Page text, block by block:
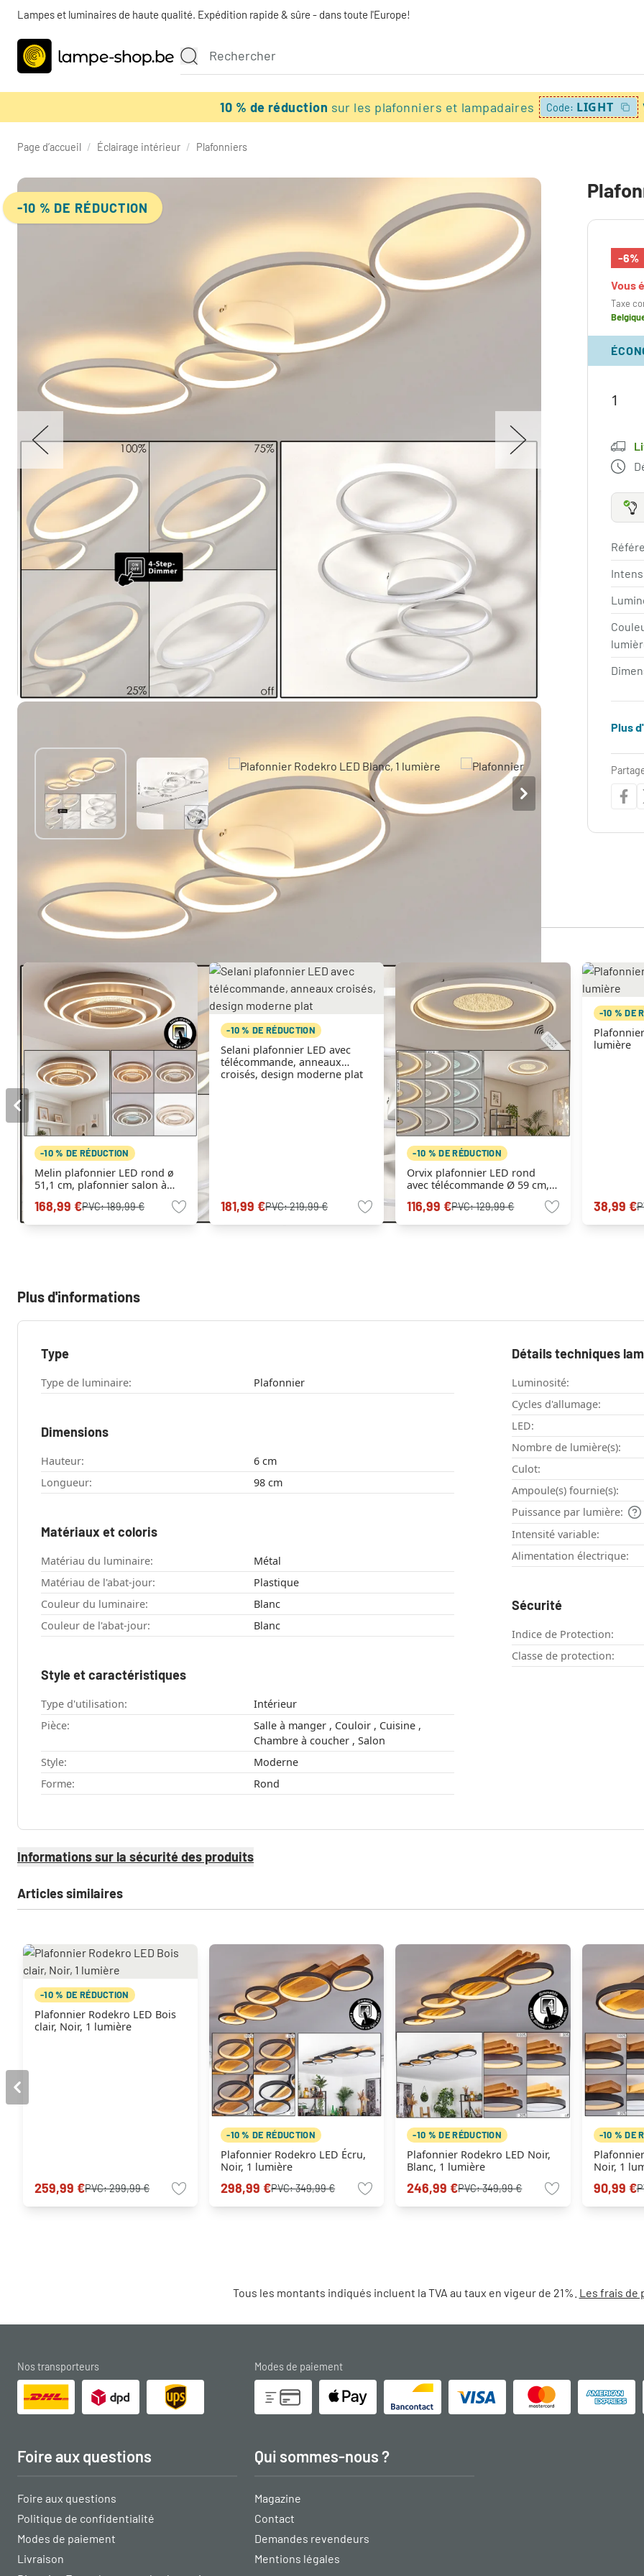
Lampes et luminaires de haute qualité. Expédition rapide & sûre - dans toute l'Europe!
10 % de réduction sur les plafonniers et lampadaires Code: LIGHT
Page d’accueil / Éclairage intérieur / Plafonniers
-10 % DE RÉDUCTION
-6%
Vous
Taxe
Plus
Autres produits similaires
-10 % DE RÉDUCTION
Melin plafonnier LED rond ø
51,1 cm, plafonnier salon à
168,99 €PVC:189,99 €
-10 % DE RÉDUCTION
Selani plafonnier LED avec
télécommande, anneaux
croisés, design moderne plat
181,99 €PVC:219,99 €
-10 % DE RÉDUCTION
Orvix plafonnier LED rond
avec télécommande Ø 59 cm,
luminaire de plafond moderne
plat
116,99 €PVC:129,99 €
-10 % DE
lumière
38,99 €
Plus d'informations
Type
Type de luminaire: Plafonnier
Dimensions
Hauteur:
6 cm
Longueur:
98 cm
Matériaux et coloris
Matériau du luminaire:
Métal
Matériau de l'abat-jour:
Plastique
Couleur du luminaire:
Blanc
Couleur de l'abat-jour:
Blanc
Style et caractéristiques
Type d'utilisation:
Intérieur
Pièce:
Salle à manger , Couloir , Cuisine ,
Chambre à coucher , Salon
Style:
Moderne
Forme:
Rond
Détails techniques
Luminosité:
Cycles d'allumage:
LED:
Nombre de lumière(s):
Culot:
Ampoule(s) fournie(s):
Puissance par lumière:
Intensité variable:
Alimentation électrique:
Sécurité
Indice de Protection:
Classe de protection:
Informations sur la sécurité des produits
Articles similaires
-10 % DE RÉDUCTION
Plafonnier Rodekro LED Bois
clair, Noir, 1 lumière
259,99 €PVC:299,99 €
-10 % DE RÉDUCTION
Plafonnier Rodekro LED Écru,
Noir, 1 lumière
298,99 €PVC:349,99 €
-10 % DE RÉDUCTION
Plafonnier Rodekro LED Noir,
Blanc, 1 lumière
246,99 €PVC:349,99 €
-10 % DE
Noir, 1
90,99 €
Tous les montants indiqués incluent la TVA au taux en vigeur de 21%. Les frais de
Nos transporteurs Modes de paiement
Foire aux questions
Foire aux questions
Politique de confidentialité
Modes de paiement
Livraison
Qui sommes-nous ?
Magazine
Contact
Demandes revendeurs
Mentions légales